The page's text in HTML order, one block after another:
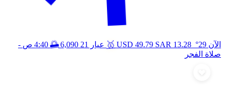
الآن 29° USD 49.79 SAR 13.28
🥇 عيار 21 6,090
🌅4:40 ص
-
صلاة الفجر